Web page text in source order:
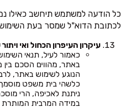
כל הודעה למשתמש תיחשב כאילו
לכתובת הדוא"ל שמסר בעת
עיקרון העיפרון הכחול ואי
כאמור לעיל, תנאי
באתר, מהווים הסכם
הנוגע לשימוש באתר,
כלשהי בית משפט מוסמך
ניתנת לאכיפה, הרי
במידה המרבית המותרת